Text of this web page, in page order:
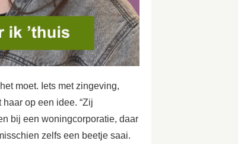
moet. Iets met zingeving,
op een idee. “Zij
bij een woningcorporatie, daar
zelfs een beetje saai.